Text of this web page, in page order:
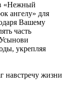
«Нежный
ангелу» для
Вашему
часть
укрепляя
навстречу жизни